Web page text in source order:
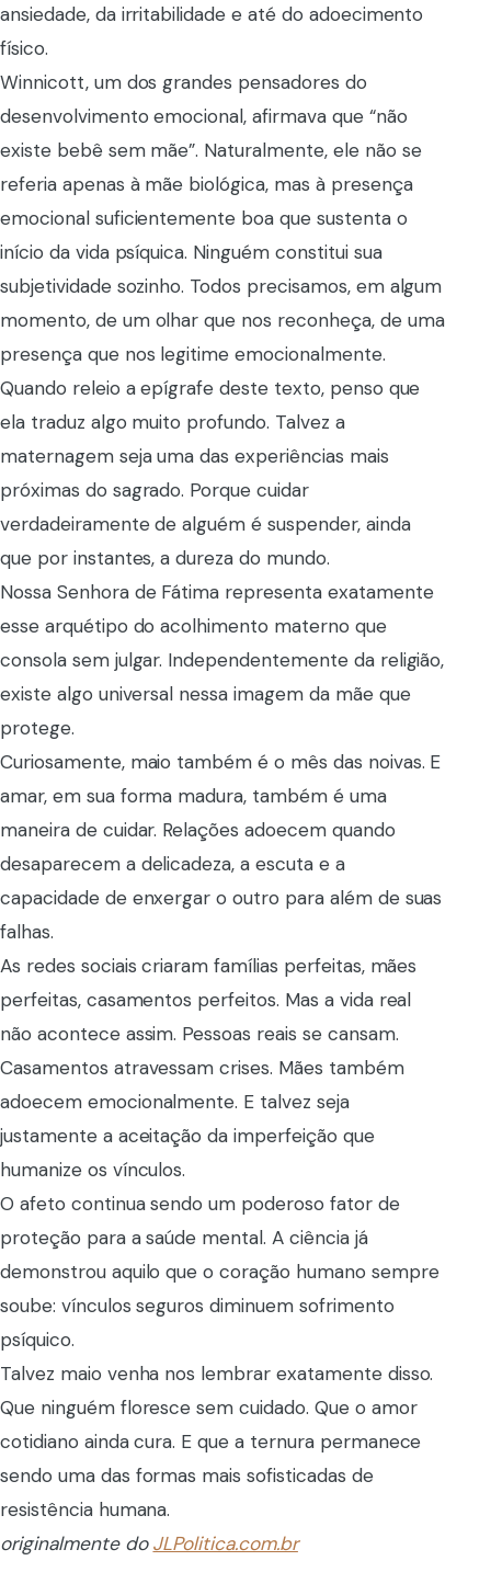
ansiedade, da irritabilidade e até do adoecimento
físico.
Winnicott, um dos grandes pensadores do
desenvolvimento emocional, afirmava que “não
existe bebê sem mãe”. Naturalmente, ele não se
referia apenas à mãe biológica, mas à presença
emocional suficientemente boa que sustenta o
início da vida psíquica. Ninguém constitui sua
subjetividade sozinho. Todos precisamos, em algum
momento, de um olhar que nos reconheça, de uma
presença que nos legitime emocionalmente.
Quando releio a epígrafe deste texto, penso que
ela traduz algo muito profundo. Talvez a
maternagem seja uma das experiências mais
próximas do sagrado. Porque cuidar
verdadeiramente de alguém é suspender, ainda
que por instantes, a dureza do mundo.
Nossa Senhora de Fátima representa exatamente
esse arquétipo do acolhimento materno que
consola sem julgar. Independentemente da religião,
existe algo universal nessa imagem da mãe que
protege.
Curiosamente, maio também é o mês das noivas. E
amar, em sua forma madura, também é uma
maneira de cuidar. Relações adoecem quando
desaparecem a delicadeza, a escuta e a
capacidade de enxergar o outro para além de suas
falhas.
As redes sociais criaram famílias perfeitas, mães
perfeitas, casamentos perfeitos. Mas a vida real
não acontece assim. Pessoas reais se cansam.
Casamentos atravessam crises. Mães também
adoecem emocionalmente. E talvez seja
justamente a aceitação da imperfeição que
humanize os vínculos.
O afeto continua sendo um poderoso fator de
proteção para a saúde mental. A ciência já
demonstrou aquilo que o coração humano sempre
soube: vínculos seguros diminuem sofrimento
psíquico.
Talvez maio venha nos lembrar exatamente disso.
Que ninguém floresce sem cuidado. Que o amor
cotidiano ainda cura. E que a ternura permanece
sendo uma das formas mais sofisticadas de
resistência humana.
originalmente doJLPolitica.com.br